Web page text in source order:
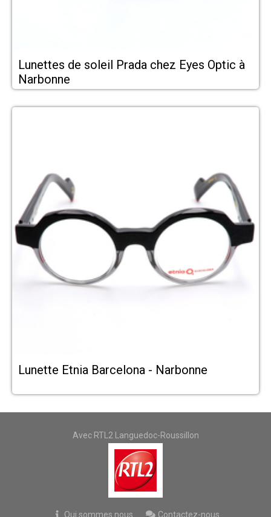
Lunettes de soleil Prada chez Eyes Optic à
Narbonne
Lunette Etnia Barcelona - Narbonne
Avec RTL2 Languedoc-Roussillon
Qui sommes nous Contactez-nous